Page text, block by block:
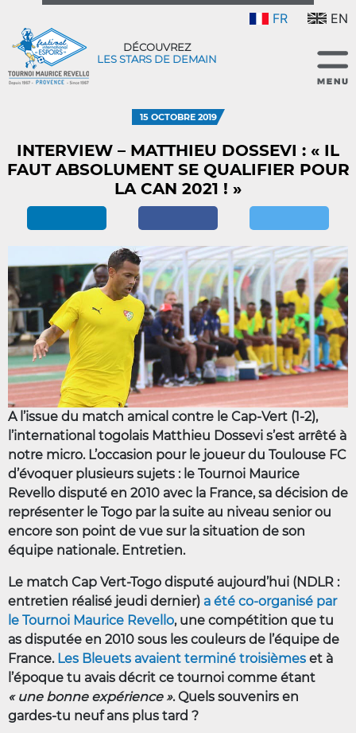
FR EN
DÉCOUVREZ
LES STARS DE DEMAIN
15 OCTOBRE 2019
INTERVIEW – MATTHIEU DOSSEVI : « IL
FAUT ABSOLUMENT SE QUALIFIER POUR
LA CAN 2021 ! »
A l’issue du match amical contre le Cap-Vert (1-2),
l’international togolais Matthieu Dossevi s’est arrêté à
notre micro. L’occasion pour le joueur du Toulouse FC
d’évoquer plusieurs sujets : le Tournoi Maurice
Revello disputé en 2010 avec la France, sa décision de
représenter le Togo par la suite au niveau senior ou
encore son point de vue sur la situation de son
équipe nationale. Entretien.
Le match Cap Vert-Togo disputé aujourd’hui (NDLR :
entretien réalisé jeudi dernier) a été co-organisé par
le Tournoi Maurice Revello, une compétition que tu
as disputée en 2010 sous les couleurs de l’équipe de
France. Les Bleuets avaient terminé troisièmes et à
l’époque tu avais décrit ce tournoi comme étant
« une bonne expérience ». Quels souvenirs en
gardes-tu neuf ans plus tard ?